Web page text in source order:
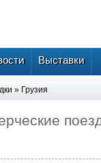
Выставки
» Грузия